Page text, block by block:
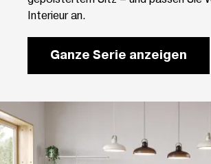
Interieur an.
Ganze Serie anzeigen